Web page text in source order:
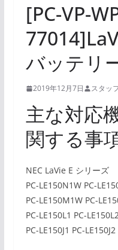
[PC-VP-
バッテリ
2019年12月7日 スタッ
主な対応
関する事
NEC LaVie E シリーズ
PC-LE150N1W PC-
PC-LE150M1W PC-
PC-LE150L1 PC-
PC-LE150J1 PC-LE150J2